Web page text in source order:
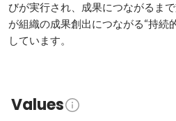
びが実行され、成果につながるま
が組織の成果創出につながる“持続
しています。
Values